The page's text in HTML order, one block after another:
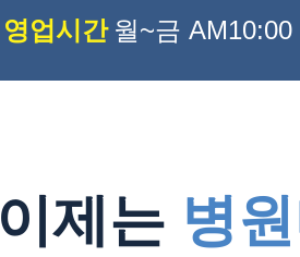
영업시간 월~금
이제는 병